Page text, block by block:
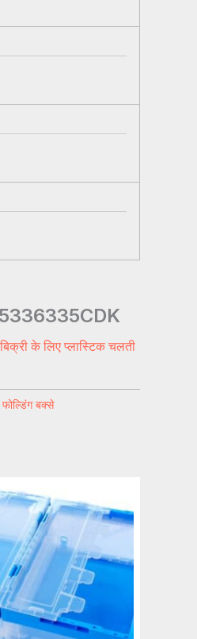
बिक्री के लिए प्लास्टिक चलती
फोल्डिंग बक्से